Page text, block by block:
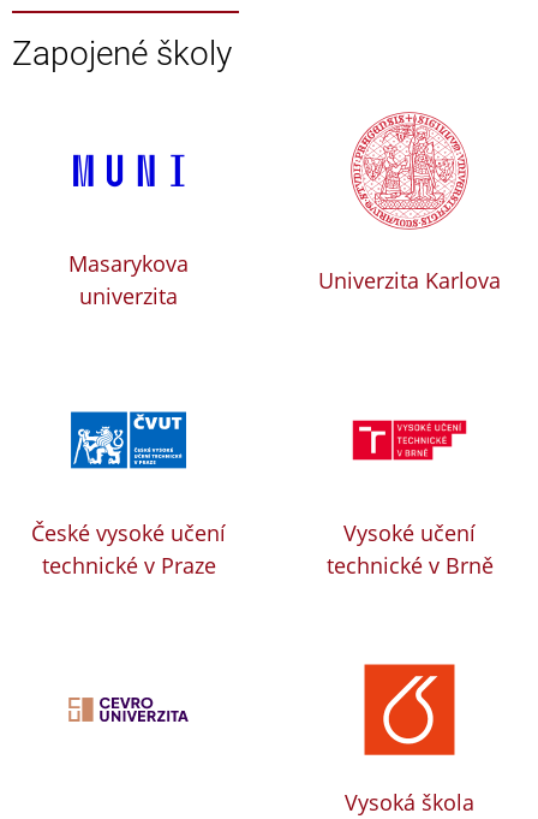
Zapojené školy
Masarykova
univerzita
Univerzita Karlova
České vysoké učení
technické v Praze
Vysoké učení
technické v Brně
Vysoká škola